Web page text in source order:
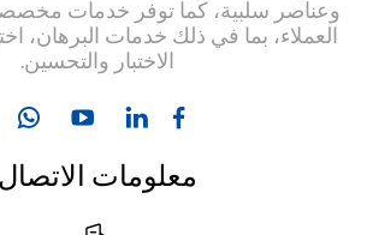
وعناصر سلبية، كما توفر خدمات
العملاء، بما في ذلك خدمات البرهان،
الاختبار والتحسين.
معلومات الاتصال